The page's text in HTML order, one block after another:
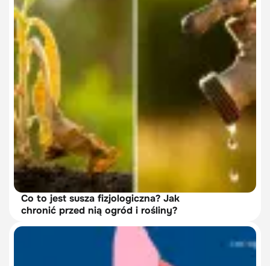
Co to jest susza fizjologiczna? Jak
chronić przed nią ogród i rośliny?